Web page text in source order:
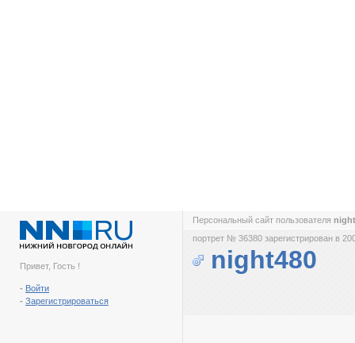
Привет, Гость !
- Войти
- Зарегистрироваться
Персональный сайт пользователя
портрет № 36380 зарегистрирован в
night480